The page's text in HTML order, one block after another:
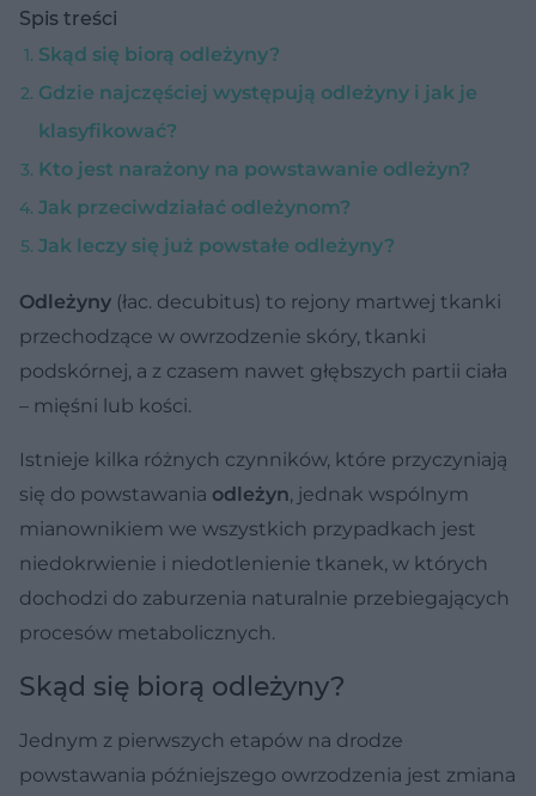
Spis treści
Skąd się biorą odleżyny?
Gdzie najczęściej występują odleżyny i jak je
klasyfikować?
Kto jest narażony na powstawanie odleżyn?
Jak przeciwdziałać odleżynom?
Jak leczy się już powstałe odleżyny?
Odleżyny (łac. decubitus) to rejony martwej tkanki
przechodzące w owrzodzenie skóry, tkanki
podskórnej, a z czasem nawet głębszych partii ciała
– mięśni lub kości.
Istnieje kilka różnych czynników, które przyczyniają
się do powstawania odleżyn, jednak wspólnym
mianownikiem we wszystkich przypadkach jest
niedokrwienie i niedotlenienie tkanek, w których
dochodzi do zaburzenia naturalnie przebiegających
procesów metabolicznych.
Skąd się biorą odleżyny?
Jednym z pierwszych etapów na drodze
powstawania późniejszego owrzodzenia jest zmiana